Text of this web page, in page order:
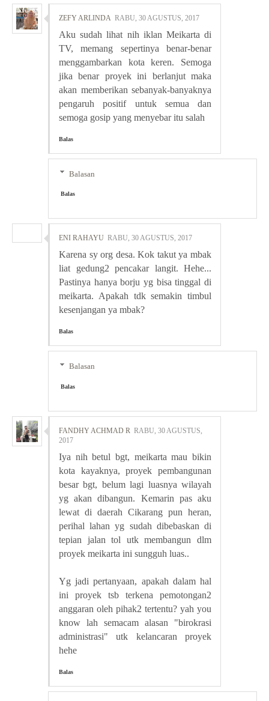
ZEFY ARLINDA RABU, 30 AGUSTUS, 2017
Aku sudah lihat nih iklan Meikarta di
TV, memang sepertinya benar-benar
menggambarkan kota keren. Semoga
jika benar proyek ini berlanjut maka
akan memberikan sebanyak-banyaknya
pengaruh positif untuk semua dan
semoga gosip yang menyebar itu salah
Balas
Balasan
Balas
ENI RAHAYU RABU, 30 AGUSTUS, 2017
Karena sy org desa. Kok takut ya mbak
liat gedung2 pencakar langit. Hehe...
Pastinya hanya borju yg bisa tinggal di
meikarta. Apakah tdk semakin timbul
kesenjangan ya mbak?
Balas
Balasan
Balas
FANDHY ACHMAD R RABU, 30 AGUSTUS,
2017
Iya nih betul bgt, meikarta mau bikin
kota kayaknya, proyek pembangunan
besar bgt, belum lagi luasnya wilayah
yg akan dibangun. Kemarin pas aku
lewat di daerah Cikarang pun heran,
perihal lahan yg sudah dibebaskan di
tepian jalan tol utk membangun dlm
proyek meikarta ini sungguh luas..
Yg jadi pertanyaan, apakah dalam hal
ini proyek tsb terkena pemotongan2
anggaran oleh pihak2 tertentu? yah you
know lah semacam alasan "birokrasi
administrasi" utk kelancaran proyek
hehe
Balas